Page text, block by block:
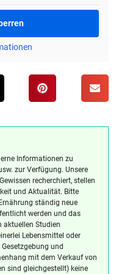
Informationen zu
zur Verfügung. Unsere
recherchiert, stellen
und Aktualität. Bitte
ständig neue
werden und das
aktuellen Studien
Lebensmittel oder
und
mit dem Verkauf von
sind gleichgestellt) keine